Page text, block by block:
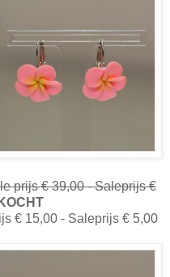
prijs € 39,00 - Saleprijs €
€ 15,00 - Saleprijs € 5,00